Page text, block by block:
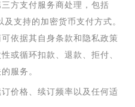
方支付服务商处理，包括
支持的加密货币支付方式。
依据其自身条款和隐私政策
或循环扣款、退款、拒付、
服务。
价格、续订频率以及任何适